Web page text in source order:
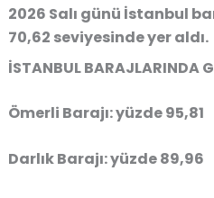
2026 Salı günü İstanbul
70,62 seviyesinde yer aldı.
İSTANBUL BARAJLARINDA
Ömerli Barajı: yüzde 95,81
Darlık Barajı: yüzde 89,96